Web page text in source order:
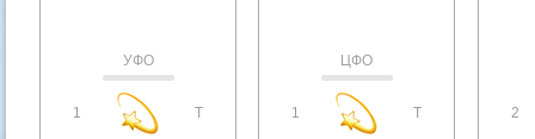
УФО
1 T
ЦФО
1 T 2